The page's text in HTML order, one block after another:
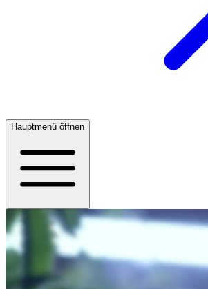
Hauptmenü öffnen